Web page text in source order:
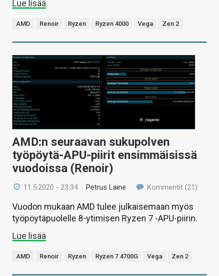
Lue lisää
AMD Renoir Ryzen Ryzen 4000 Vega Zen 2
AMD:n seuraavan sukupolven
työpöytä-APU-piirit ensimmäisissä
vuodoissa (Renoir)
11.5.2020 - 23:34 /Petrus Laine Kommentit (21)
Vuodon mukaan AMD tulee julkaisemaan myös
työpöytäpuolelle 8-ytimisen Ryzen 7 -APU-piirin.
Lue lisää
AMD Renoir Ryzen Ryzen 7 4700G Vega Zen 2